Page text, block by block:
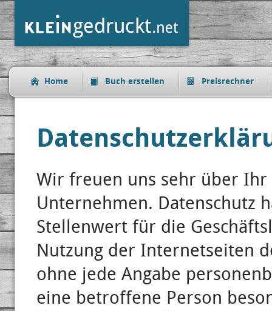
Home Buch erstellen Preisrechner
Wir freuen uns sehr über
Unternehmen. Datenschutz
Stellenwert für die
Nutzung der Internetseiten
ohne jede Angabe
eine betroffene Person